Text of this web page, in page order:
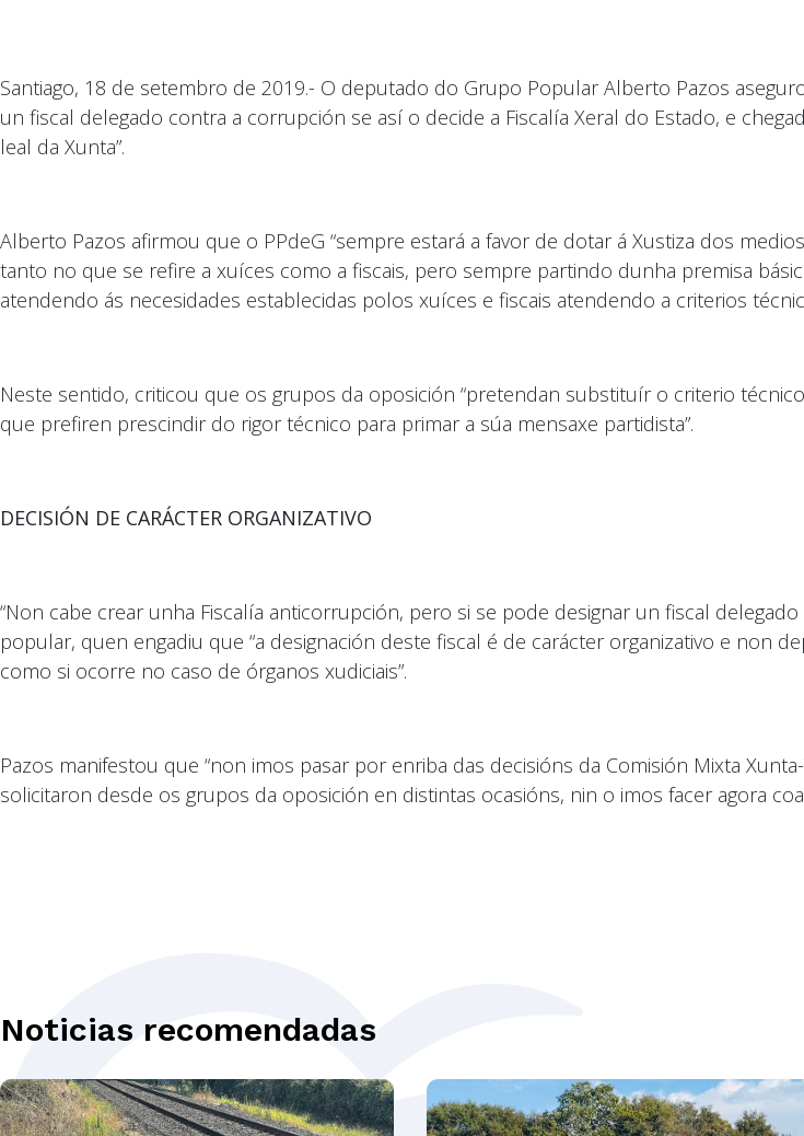
Santiago, 18 de setembro de 2019.- O deputado do Grupo Popular Alberto Pazos
un fiscal delegado contra a corrupción se así o decide a Fiscalía Xeral do Estado, e
leal da Xunta”.
Alberto Pazos afirmou que o PPdeG “sempre estará a favor de dotar á Xustiza dos
tanto no que se refire a xuíces como a fiscais, pero sempre partindo dunha premisa
atendendo ás necesidades establecidas polos xuíces e fiscais atendendo a criterios
Neste sentido, criticou que os grupos da oposición “pretendan substituír o criterio
que prefiren prescindir do rigor técnico para primar a súa mensaxe partidista”.
DECISIÓN DE CARÁCTER ORGANIZATIVO
“Non cabe crear unha Fiscalía anticorrupción, pero si se pode designar un fiscal
popular, quen engadiu que “a designación deste fiscal é de carácter organizativo e non
como si ocorre no caso de órganos xudiciais”.
Pazos manifestou que “non imos pasar por enriba das decisións da Comisión Mixta
solicitaron desde os grupos da oposición en distintas ocasións, nin o imos facer agora coa
Noticias recomendadas